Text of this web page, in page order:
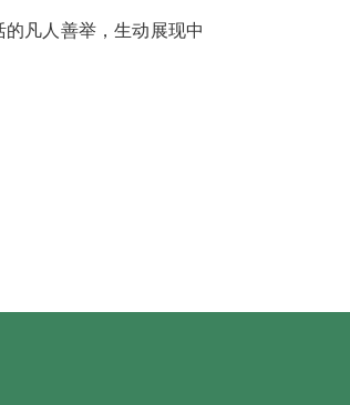
凡人善举，生动展现中